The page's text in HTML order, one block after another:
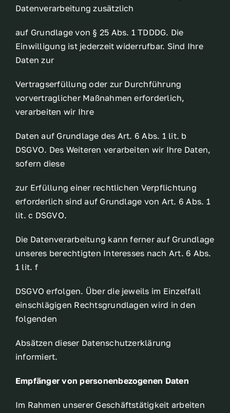
Datenverarbeitung zusätzlich
auf Grundlage von § 25 Abs. 1 TDDDG. Die
Einwilligung ist jederzeit widerrufbar. Sind Ihre
Daten zur
Vertragserfüllung oder zur Durchführung
vorvertraglicher Maßnahmen erforderlich,
verarbeiten wir Ihre
Daten auf Grundlage des Art. 6 Abs. 1 lit. b
DSGVO. Des Weiteren verarbeiten wir Ihre Daten,
sofern diese
zur Erfüllung einer rechtlichen Verpflichtung
erforderlich sind auf Grundlage von Art. 6 Abs. 1
lit. c DSGVO.
Die Datenverarbeitung kann ferner auf Grundlage
unseres berechtigten Interesses nach Art. 6 Abs.
1 lit. f
DSGVO erfolgen. Über die jeweils im Einzelfall
einschlägigen Rechtsgrundlagen wird in den
folgenden
Absätzen dieser Datenschutzerklärung
informiert.
Empfänger von personenbezogenen Daten
Im Rahmen unserer Geschäftstätigkeit arbeiten